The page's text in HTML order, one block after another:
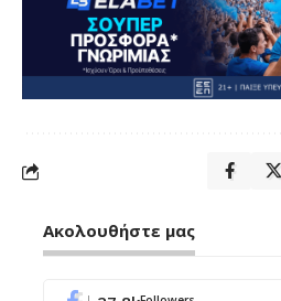
Ακολουθήστε μας